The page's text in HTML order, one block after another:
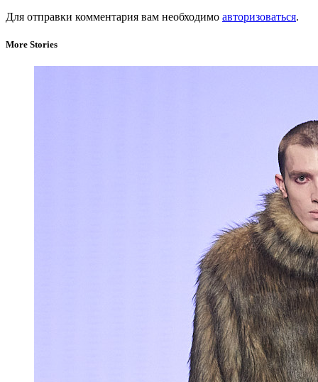
Для отправки комментария вам необходимо авторизоваться.
More Stories